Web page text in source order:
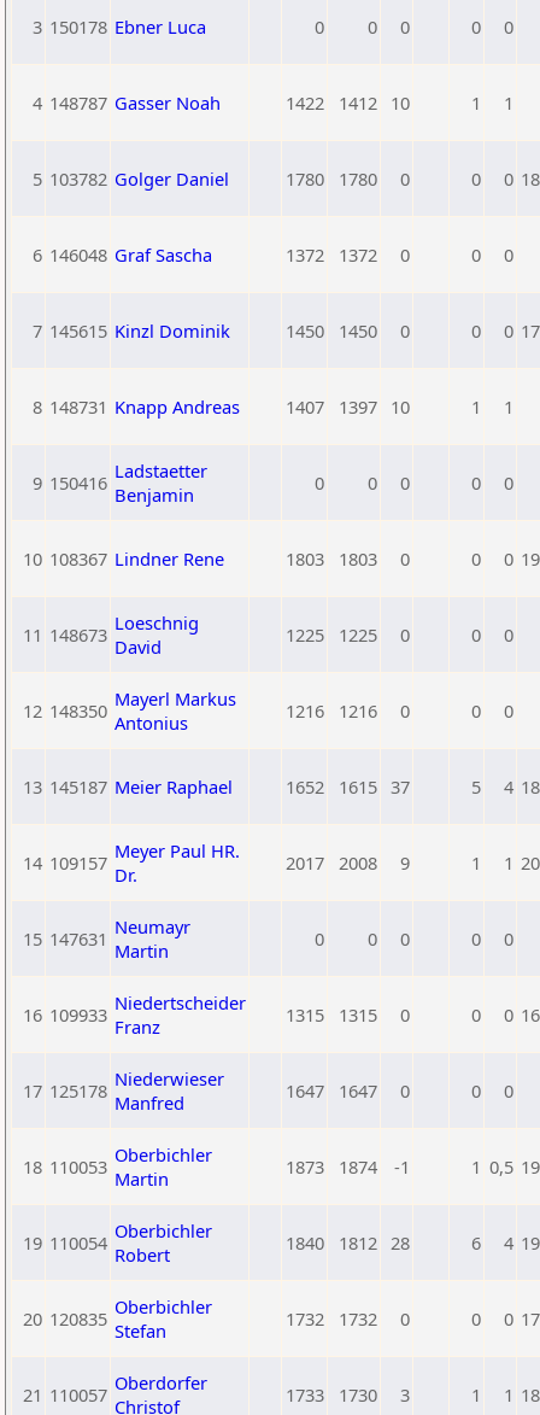
3 150178 Ebner Luca 0 0 0 0 0
4 148787 Gasser Noah 1422 1412 10 1 1
5 103782 Golger Daniel 1780 1780 0 0 0
6 146048 Graf Sascha 1372 1372 0 0 0
7 145615 Kinzl Dominik 1450 1450 0 0 0
8 148731 Knapp Andreas 1407 1397 10 1 1
9 150416 Ladstaetter
Benjamin
0 0 0 0 0
10 108367 Lindner Rene 1803 1803 0 0 0
11 148673 Loeschnig
David
1225 1225 0 0 0
12 148350 Mayerl Markus
Antonius
1216 1216 0 0 0
13 145187 Meier Raphael 1652 1615 37 5 4
14 109157 Meyer Paul HR.
Dr.
2017 2008 9 1 1
15 147631 Neumayr
Martin
0 0 0 0 0
16 109933 Niedertscheider
Franz
1315 1315 0 0 0
17 125178 Niederwieser
Manfred
1647 1647 0 0 0
18 110053 Oberbichler
Martin
1873 1874 -1 1 0,5
19 110054 Oberbichler
Robert
1840 1812 28 6 4
20 120835 Oberbichler
Stefan
1732 1732 0 0 0
21 110057 Oberdorfer
Christof
1733 1730 3 1 1